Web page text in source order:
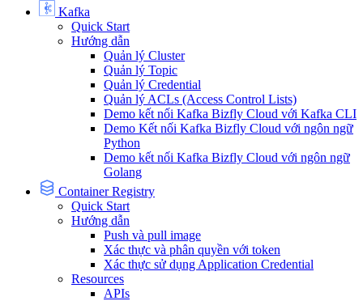
Kafka
Quick Start
Hướng dẫn
Quản lý Cluster
Quản lý Topic
Quản lý Credential
Quản lý ACLs (Access Control Lists)
Demo kết nối Kafka Bizfly Cloud với Kafka CLI
Demo Kết nối Kafka Bizfly Cloud với ngôn ngữ
Python
Demo kết nối Kafka Bizfly Cloud với ngôn ngữ
Golang
Container Registry
Quick Start
Hướng dẫn
Push và pull image
Xác thực và phân quyền với token
Xác thực sử dụng Application Credential
Resources
APIs